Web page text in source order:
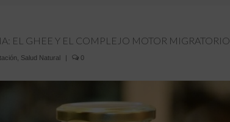
EL GHEE Y EL COMPLEJO MOTOR MIGRATORIO
Salud Natural | 0